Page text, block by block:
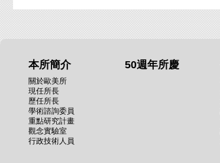
本所簡介
關於歐美所
現任所長
歷任所長
學術諮詢委員
重點研究計畫
觀念實驗室
行政技術人員
50週年所慶